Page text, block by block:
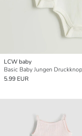
LCW baby
5.99 EUR